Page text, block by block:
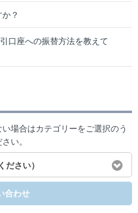
？
口座への振替方法を教えて
場合はカテゴリーをご選択のう
い。
ださい）
合わせ